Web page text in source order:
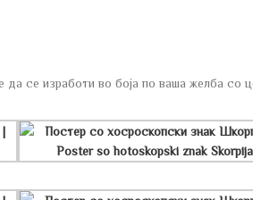
се изработи во боја по ваша желба со